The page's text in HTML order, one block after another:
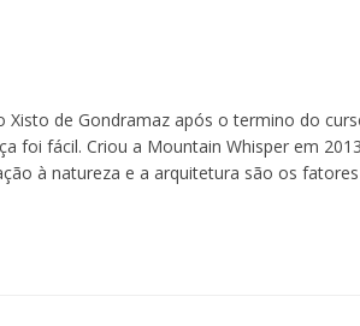
de Gondramaz após o termino do
foi fácil. Criou a Mountain Whisper em
à natureza e a arquitetura são os